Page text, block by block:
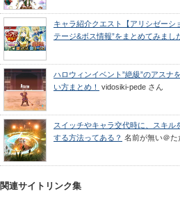
キャラ紹介クエスト【アリシゼーシ
テージ&ボス情報”をまとめてみまし
ハロウィンイベント”絶級”のアスナ
い方まとめ！
vidosiki-pede さん
スイッチやキャラ交代時に、スキル
する方法ってある？ 名前が無い＠
関連サイトリンク集